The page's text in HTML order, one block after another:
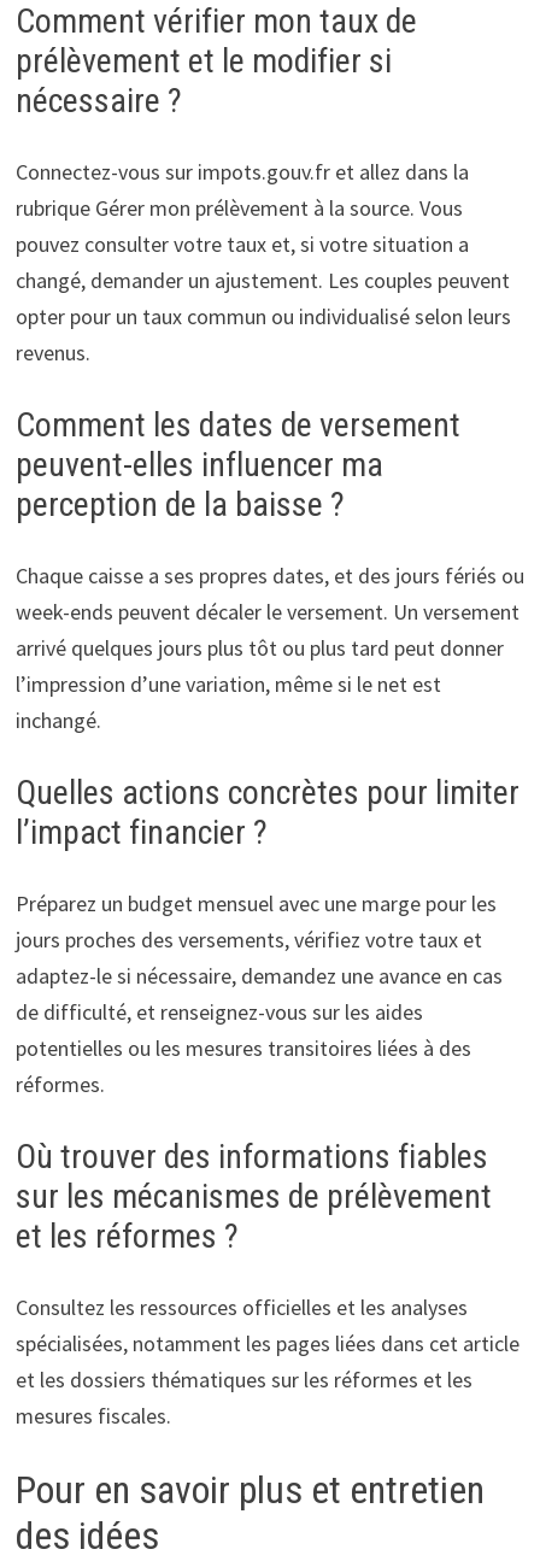
Comment vérifier mon taux de
prélèvement et le modifier si
nécessaire ?
Connectez-vous sur impots.gouv.fr et allez dans la
rubrique Gérer mon prélèvement à la source. Vous
pouvez consulter votre taux et, si votre situation a
changé, demander un ajustement. Les couples peuvent
opter pour un taux commun ou individualisé selon leurs
revenus.
Comment les dates de versement
peuvent-elles influencer ma
perception de la baisse ?
Chaque caisse a ses propres dates, et des jours fériés ou
week-ends peuvent décaler le versement. Un versement
arrivé quelques jours plus tôt ou plus tard peut donner
l’impression d’une variation, même si le net est
inchangé.
Quelles actions concrètes pour limiter
l’impact financier ?
Préparez un budget mensuel avec une marge pour les
jours proches des versements, vérifiez votre taux et
adaptez-le si nécessaire, demandez une avance en cas
de difficulté, et renseignez-vous sur les aides
potentielles ou les mesures transitoires liées à des
réformes.
Où trouver des informations fiables
sur les mécanismes de prélèvement
et les réformes ?
Consultez les ressources officielles et les analyses
spécialisées, notamment les pages liées dans cet article
et les dossiers thématiques sur les réformes et les
mesures fiscales.
Pour en savoir plus et entretien
des idées